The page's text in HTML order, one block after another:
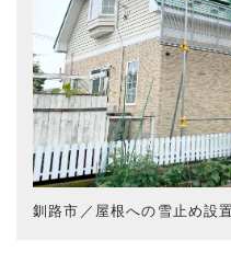
釧路市／屋根への雪止め設